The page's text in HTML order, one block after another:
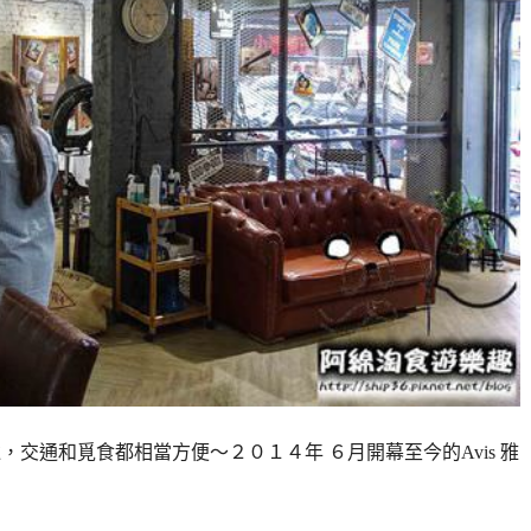
交通和覓食都相當方便～２０１４年 ６月開幕至今的Avis 雅